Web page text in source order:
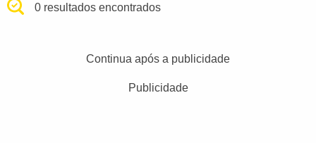
0 resultados encontrados
Continua após a publicidade
Publicidade